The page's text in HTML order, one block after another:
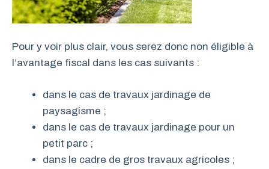
Pour y voir plus clair, vous serez donc non éligible à
l’avantage fiscal dans les cas suivants :
dans le cas de travaux jardinage de
paysagisme ;
dans le cas de travaux jardinage pour un
petit parc ;
dans le cadre de gros travaux agricoles ;